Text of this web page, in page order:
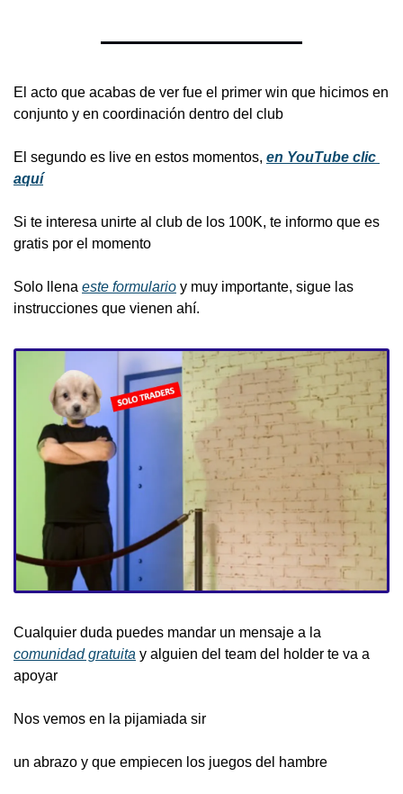
El acto que acabas de ver fue el primer win que hicimos en
conjunto y en coordinación dentro del club
El segundo es live en estos momentos, en YouTube clic
aquí
Si te interesa unirte al club de los 100K, te informo que es
gratis por el momento
Solo llena este formulario y muy importante, sigue las
instrucciones que vienen ahí.
comunidad gratuita y alguien del team del holder te va a
apoyar
Nos vemos en la pijamiada sir
un abrazo y que empiecen los juegos del hambre